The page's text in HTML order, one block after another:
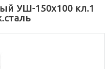
УШ-150х100 кл.1